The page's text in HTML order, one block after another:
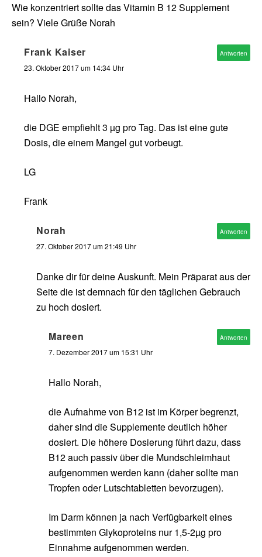
Wie konzentriert sollte das Vitamin B 12 Supplement
sein? Viele Grüße Norah
Frank Kaiser
23. Oktober 2017 um 14:34 Uhr
Hallo Norah,
die DGE empfiehlt 3 µg pro Tag. Das ist eine gute
Dosis, die einem Mangel gut vorbeugt.
LG
Frank
Antworten
Norah
27. Oktober 2017 um 21:49 Uhr
Danke dir für deine Auskunft. Mein Präparat aus der
Seite die ist demnach für den täglichen Gebrauch
zu hoch dosiert.
Antworten
Mareen
7. Dezember 2017 um 15:31 Uhr
Hallo Norah,
die Aufnahme von B12 ist im Körper begrenzt,
daher sind die Supplemente deutlich höher
dosiert. Die höhere Dosierung führt dazu, dass
B12 auch passiv über die Mundschleimhaut
aufgenommen werden kann (daher sollte man
Tropfen oder Lutschtabletten bevorzugen).
Im Darm können ja nach Verfügbarkeit eines
bestimmten Glykoproteins nur 1,5-2µg pro
Einnahme aufgenommen werden.
Antworten